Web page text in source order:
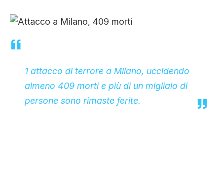
1 attacco di terrore a Milano, uccidendo
almeno 409 morti e più di un migliaio di
persone sono rimaste ferite.